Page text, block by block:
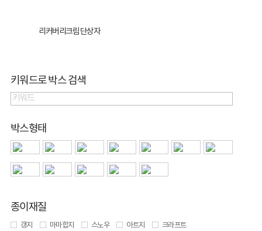
리커버리크림 단상자
키워드로 박스 검색
박스형태
종이재질
갱지 마마합지 스노우 아트지
크라프트